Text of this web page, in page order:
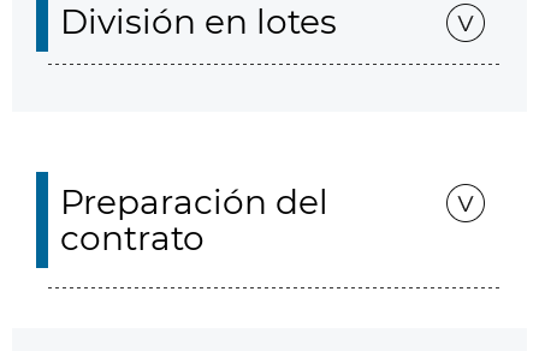
División en lotes
Preparación del
contrato